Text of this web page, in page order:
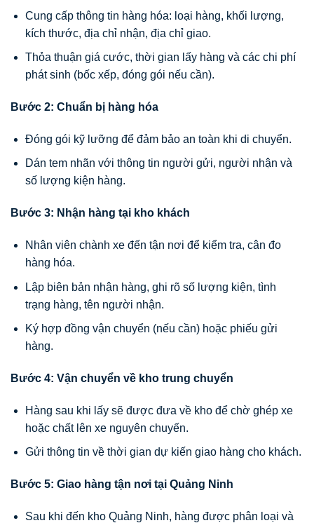
Cung cấp thông tin hàng hóa: loại hàng, khối lượng,
kích thước, địa chỉ nhận, địa chỉ giao.
Thỏa thuận giá cước, thời gian lấy hàng và các chi phí
phát sinh (bốc xếp, đóng gói nếu cần).
Bước 2: Chuẩn bị hàng hóa
Đóng gói kỹ lưỡng để đảm bảo an toàn khi di chuyển.
Dán tem nhãn với thông tin người gửi, người nhận và
số lượng kiện hàng.
Bước 3: Nhận hàng tại kho khách
Nhân viên chành xe đến tận nơi để kiểm tra, cân đo
hàng hóa.
Lập biên bản nhận hàng, ghi rõ số lượng kiện, tình
trạng hàng, tên người nhận.
Ký hợp đồng vận chuyển (nếu cần) hoặc phiếu gửi
hàng.
Bước 4: Vận chuyển về kho trung chuyển
Hàng sau khi lấy sẽ được đưa về kho để chờ ghép xe
hoặc chất lên xe nguyên chuyến.
Gửi thông tin về thời gian dự kiến giao hàng cho khách.
Bước 5: Giao hàng tận nơi tại Quảng Ninh
Sau khi đến kho Quảng Ninh, hàng được phân loại và